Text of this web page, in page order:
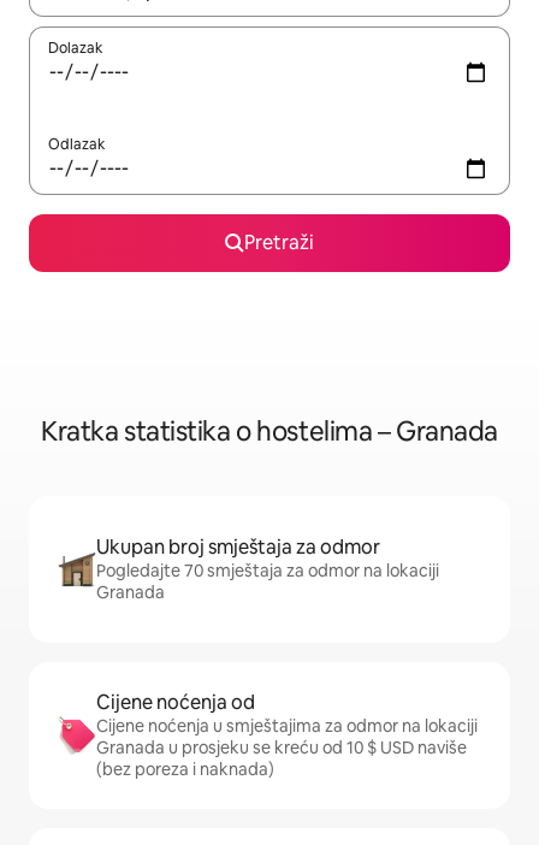
Dolazak
Odlazak
Pretraži
Kratka statistika o hostelima – Granada
Ukupan broj smještaja za odmor
Pogledajte 70 smještaja za odmor na lokaciji
Granada
Cijene noćenja od
Cijene noćenja u smještajima za odmor na lokaciji
Granada u prosjeku se kreću od 10 $ USD naviše
(bez poreza i naknada)